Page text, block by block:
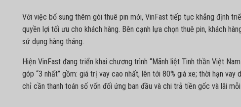
Với việc bổ sung thêm gói thuê pin mới, VinFast tiếp tục khẳng định
quyền lợi tối ưu cho khách hàng. Bên cạnh lựa chọn thuê pin, khách
sử dụng hàng tháng.
Hiện VinFast đang triển khai chương trình “Mãnh liệt Tinh thần Việt
góp “3 nhất” gồm: giá trị vay cao nhất, lên tới 80% giá xe; thời hạn
chỉ cần thanh toán số vốn đối ứng ban đầu và chi trả tiền gốc và lãi